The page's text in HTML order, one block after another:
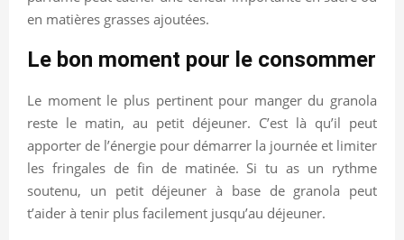
en matières grasses ajoutées.
Le bon moment pour le consommer
Le moment le plus pertinent pour manger du granola
reste le matin, au petit déjeuner. C’est là qu’il peut
apporter de l’énergie pour démarrer la journée et limiter
les fringales de fin de matinée. Si tu as un rythme
soutenu, un petit déjeuner à base de granola peut
t’aider à tenir plus facilement jusqu’au déjeuner.